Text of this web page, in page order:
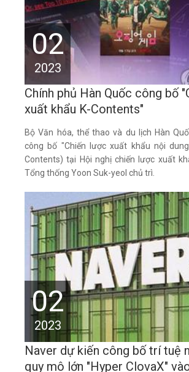
02
2023
Chính phủ Hàn Quốc công bố
xuất khẩu K-Contents"
Bộ Văn hóa, thể thao và du lịch Hàn
công bố "Chiến lược xuất khẩu nội
Contents) tại Hội nghị chiến lược xuất
Tổng thống Yoon Suk-yeol chủ trì.
02
2023
Naver dự kiến công bố trí tuệ
quy mô lớn "Hyper ClovaX"